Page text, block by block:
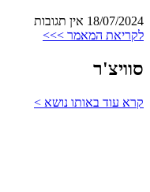
18/07/2024 אין תגובות
לקריאת המאמר >>>
סוויצ'ר
קרא עוד באותו נושא >